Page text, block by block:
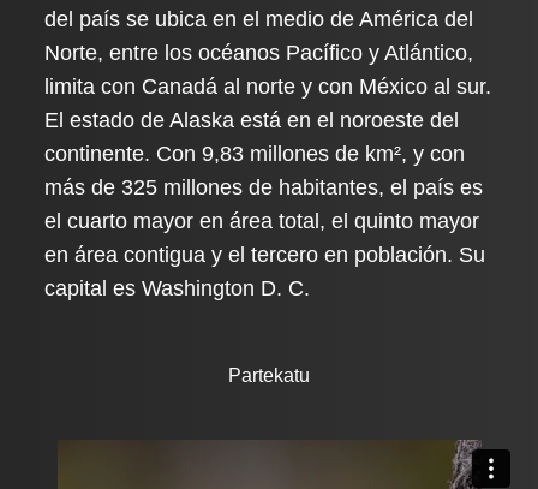
del país se ubica en el medio de América del
Norte, entre los océanos Pacífico y Atlántico,
limita con Canadá al norte y con México al sur.
El estado de Alaska está en el noroeste del
continente. Con 9,83 millones de km², y con
más de 325 millones de habitantes, el país es
el cuarto mayor en área total, el quinto mayor
en área contigua y el tercero en población. Su
capital es Washington D. C.
Partekatu